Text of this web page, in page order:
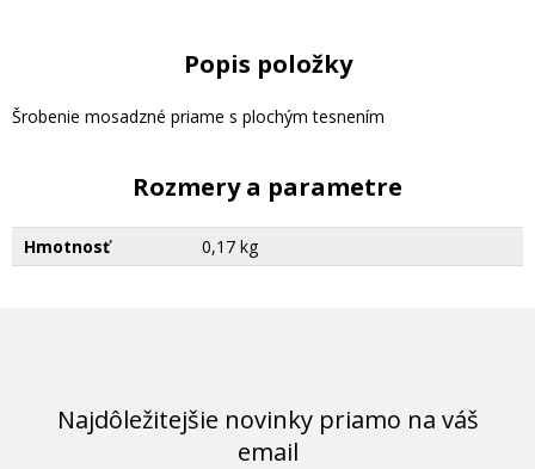
Popis položky
Šrobenie mosadzné priame s plochým tesnením
Rozmery a parametre
Hmotnosť 0,17 kg
Najdôležitejšie novinky priamo na váš
email